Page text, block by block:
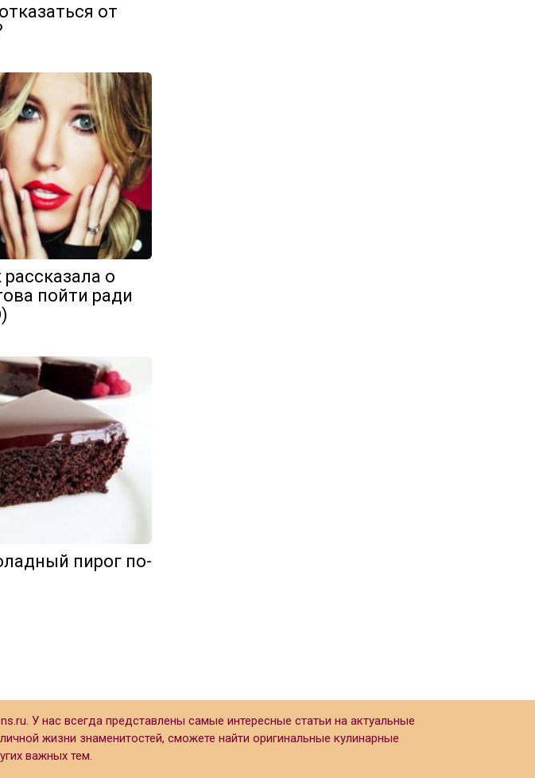
от
о
пойти ради
пирог по-
У нас всегда представлены самые интересные статьи на актуальные
жизни знаменитостей, сможете найти оригинальные кулинарные
важных тем.